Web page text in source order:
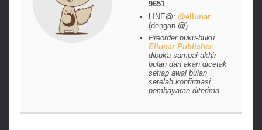
9651
LINE@:@ellunar
(dengan @)
Preorder buku-buku
Ellunar Publisher
dibuka sampai akhir
bulan dan akan dicetak
setiap awal bulan
setelah konfirmasi
pembayaran diterima